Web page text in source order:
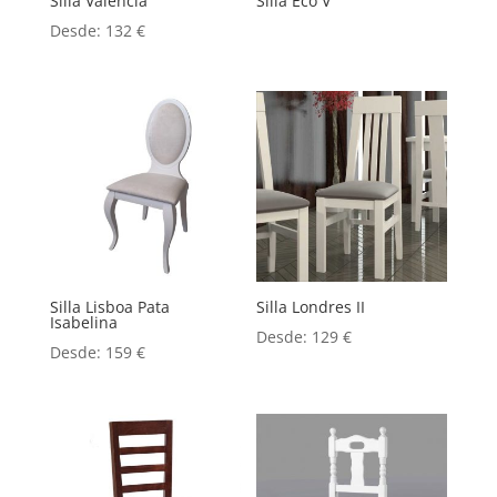
Desde: 132 €
Silla Lisboa Pata
Isabelina
Desde: 159 €
Silla Londres II
Desde: 129€